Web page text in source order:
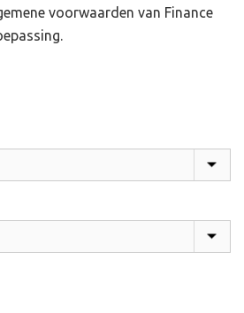
voorwaarden van Finance